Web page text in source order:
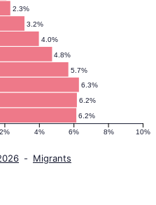
6.2%
6.2%
6.3%
5.7%
4.8%
4.0%
3.2%
2.3%
2% 4% 6% 8% 10%
- Migrants